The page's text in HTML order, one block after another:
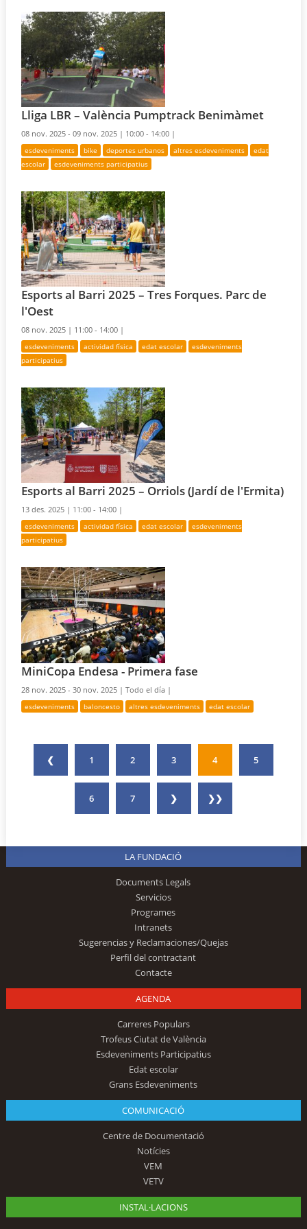
Lliga LBR – València Pumptrack Benimàmet
08 nov. 2025 - 09 nov. 2025 | 10:00 - 14:00 |
esdeveniments bike deportes urbanos altres esdeveniments
edat
escolar
esdeveniments participatius
Esports al Barri 2025 – Tres Forques. Parc de
l'Oest
08 nov. 2025 | 11:00 - 14:00 |
esdeveniments actividad física edat escolar
esdeveniments
participatius
Esports al Barri 2025 – Orriols (Jardí de l'Ermita)
13 des. 2025 | 11:00 - 14:00 |
esdeveniments actividad física edat escolar
esdeveniments
participatius
MiniCopa Endesa - Primera fase
28 nov. 2025 - 30 nov. 2025 |Todo el día |
esdeveniments baloncesto altres esdeveniments edat escolar
❮ 1 2 3 4 5
6 7 ❯ ❯❯
LA FUNDACIÓ
Documents Legals
Servicios
Programes
Intranets
Sugerencias y Reclamaciones/Quejas
Perfil del contractant
Contacte
AGENDA
Carreres Populars
Trofeus Ciutat de València
Esdeveniments Participatius
Edat escolar
Grans Esdeveniments
COMUNICACIÓ
Centre de Documentació
Notícies
VEM
VETV
INSTAL·LACIONS